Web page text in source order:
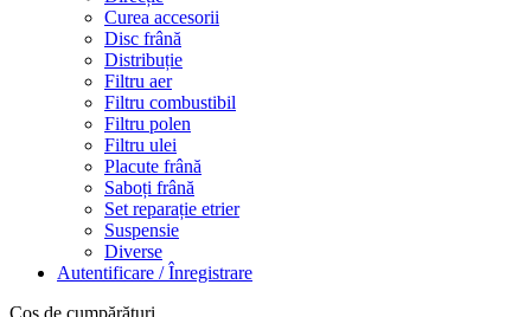
Curea accesorii
Disc frână
Distribuție
Filtru aer
Filtru combustibil
Filtru polen
Filtru ulei
Placute frână
Saboți frână
Set reparație etrier
Suspensie
Diverse
Autentificare / Înregistrare